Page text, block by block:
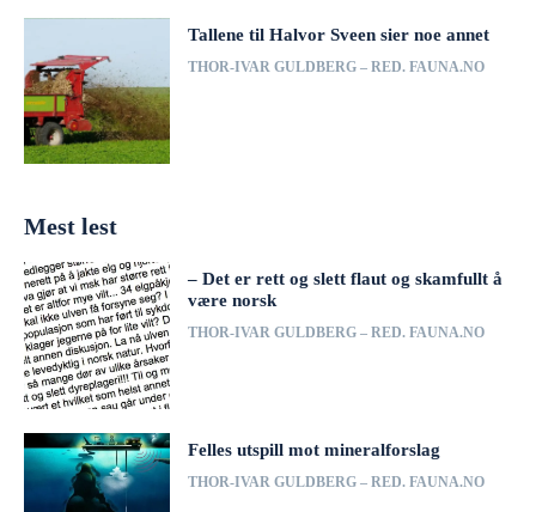
Tallene til Halvor Sveen sier noe annet
THOR-IVAR GULDBERG – RED. FAUNA.NO
Mest lest
– Det er rett og slett flaut og skamfullt å
være norsk
THOR-IVAR GULDBERG – RED. FAUNA.NO
Felles utspill mot mineralforslag
THOR-IVAR GULDBERG – RED. FAUNA.NO